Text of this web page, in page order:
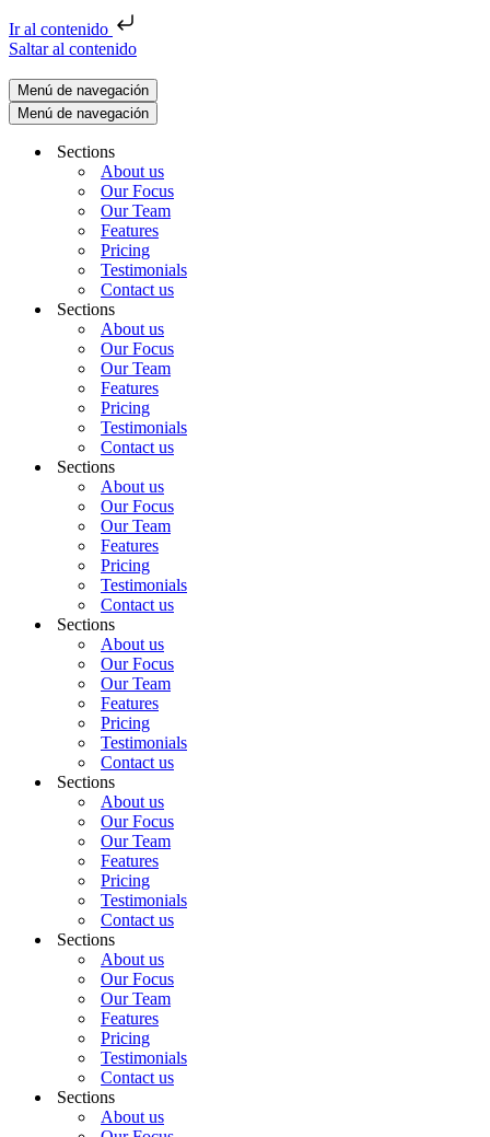
Ir al contenido
Saltar al contenido
Menú de navegación
Menú de navegación
Sections
About us
Our Focus
Our Team
Features
Pricing
Testimonials
Contact us
Sections
About us
Our Focus
Our Team
Features
Pricing
Testimonials
Contact us
Sections
About us
Our Focus
Our Team
Features
Pricing
Testimonials
Contact us
Sections
About us
Our Focus
Our Team
Features
Pricing
Testimonials
Contact us
Sections
About us
Our Focus
Our Team
Features
Pricing
Testimonials
Contact us
Sections
About us
Our Focus
Our Team
Features
Pricing
Testimonials
Contact us
Sections
About us